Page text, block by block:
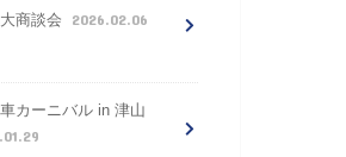
商談会 2026.02.06
カーニバル in 津山